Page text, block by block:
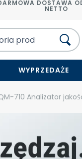
DOSTAWA
NETTO
WYPRZEDAŻE
710 Analizator